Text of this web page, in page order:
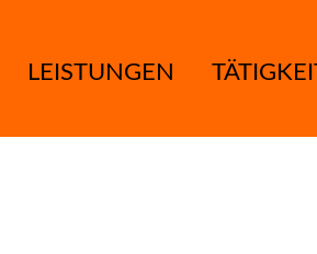
LEISTUNGEN